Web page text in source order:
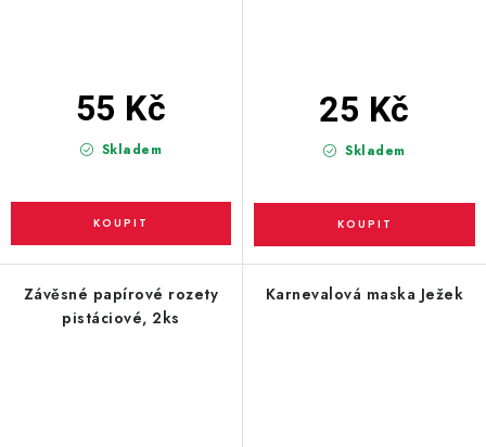
Skladem
55 Kč
Skladem
25 Kč
Závěsné papírové rozety
pistáciové, 2ks
Karnevalová maska Ježek